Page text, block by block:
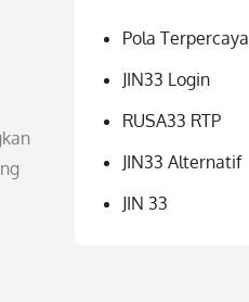
Pola Terpercaya
JIN33 Login
RUSA33 RTP
JIN33 Alternatif
JIN 33